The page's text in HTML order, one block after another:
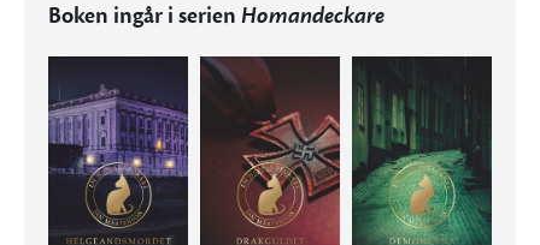
Boken ingår i serien Homandeckare